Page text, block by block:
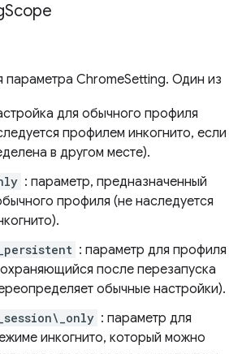
Scope
параметра ChromeSetting. Один из
для обычного профиля
профилем инкогнито, если
в другом месте).
: параметр, предназначенный
профиля (не наследуется
: параметр для профиля
после перезапуска
обычные настройки).
: параметр для
инкогнито, который можно